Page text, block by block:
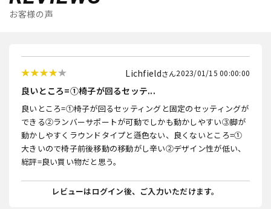
お客様の声
Lichfield 2023/01/15 00:00:00
良いところ=①椅子が回るセッテ...
良いところ=①椅子が回るセッティングと固定のセッティングが
できる②ランバーサポートが可動でしかも動かしやすい③脚が
動かしやすくラウンドタイプと遜色ない、良くないところ=①
大きいので椅子前後移動の移動がし辛い②デザイン性が低い、
総評=良い買い物だと思う。
レビューはログイン後、ご入力いただけます。